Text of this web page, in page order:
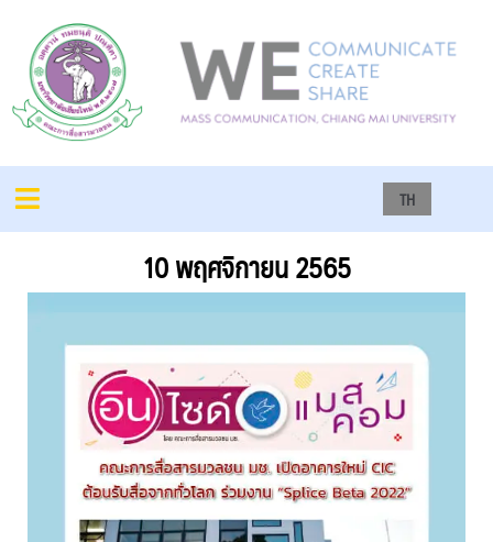
TH
10 พฤศจิกายน 2565